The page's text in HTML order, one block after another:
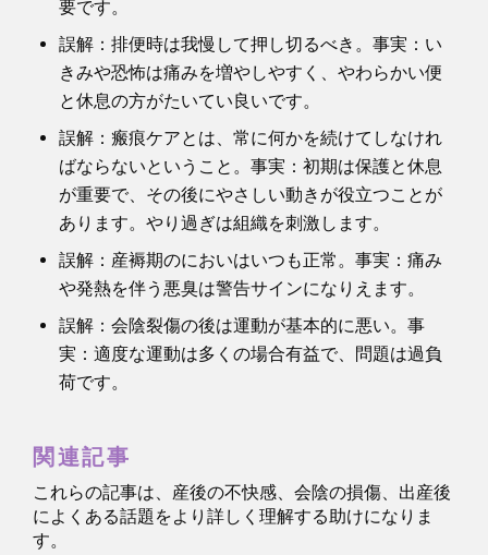
要です。
誤解：排便時は我慢して押し切るべき。事実：い
きみや恐怖は痛みを増やしやすく、やわらかい便
と休息の方がたいてい良いです。
誤解：瘢痕ケアとは、常に何かを続けてしなけれ
ばならないということ。事実：初期は保護と休息
が重要で、その後にやさしい動きが役立つことが
あります。やり過ぎは組織を刺激します。
誤解：産褥期のにおいはいつも正常。事実：痛み
や発熱を伴う悪臭は警告サインになりえます。
誤解：会陰裂傷の後は運動が基本的に悪い。事
実：適度な運動は多くの場合有益で、問題は過負
荷です。
関連記事
これらの記事は、産後の不快感、会陰の損傷、出産後
によくある話題をより詳しく理解する助けになりま
す。